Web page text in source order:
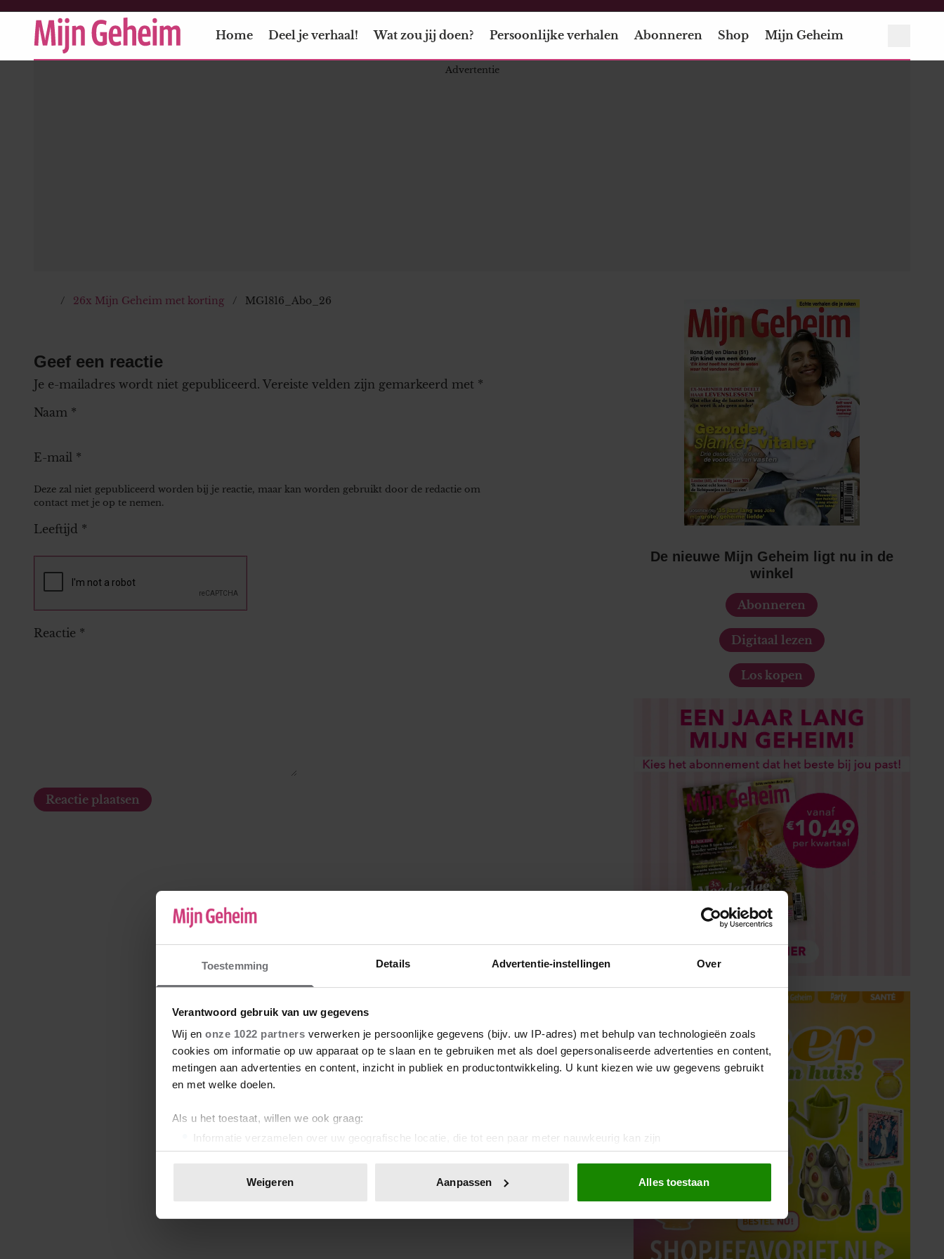
Toestemming Details Advertentie-instellingen Over
Verantwoord gebruik van uw gegevens
Wij en onze 1022 partners verwerken je persoonlijke gegevens (bijv. uw IP-adres) met behulp van technologieën zoals
cookies om informatie op uw apparaat op te slaan en te gebruiken met als doel gepersonaliseerde advertenties en content,
metingen aan advertenties en content, inzicht in publiek en productontwikkeling. U kunt kiezen wie uw gegevens gebruikt
en met welke doelen.
Als u het toestaat, willen we ook graag:
Informatie verzamelen over uw geografische locatie, die tot een paar meter nauwkeurig kan zijn
Uw apparaat identificeren door het actief te scannen op specifieke eigenschappen (fingerprinting)
toestemming op elk moment wijzigen of intrekken in de Cookieverklaring.
We gebruiken cookies om content en advertenties te personaliseren, om functies voor social media te bieden en om ons
websiteverkeer te analyseren. Ook delen we informatie over uw gebruik van onze site met onze partners voor social
Weigeren Aanpassen Alles toestaan
Home Deel je verhaal! Wat zou jij doen? Persoonlijke verhalen Abonneren Shop Mijn Geheim
26x Mijn Geheim met korting MG1816_Abo_26
Geef een reactie
Je e-mailadres wordt niet gepubliceerd. Vereiste velden zijn gemarkeerd met *
Naam *
E-mail *
Deze zal niet gepubliceerd worden bij je reactie, maar kan worden gebruikt door de redactie om
contact met je op te nemen.
Leeftijd *
Reactie *
De nieuwe Mijn Geheim ligt nu in de
winkel
Abonneren
Digitaal lezen
Los kopen